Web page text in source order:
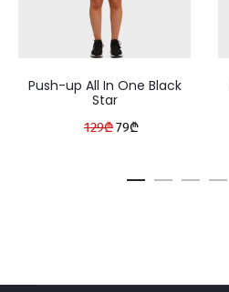
Push-up All In One Black
Star
129₾Original
was:
79₾
is: